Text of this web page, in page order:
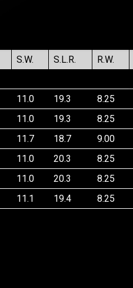
S.W. S.L.R. R.W.
11.0 19.3 8.25
11.0 19.3 8.25
11.7 18.7 9.00
11.0 20.3 8.25
11.0 20.3 8.25
11.1 19.4 8.25